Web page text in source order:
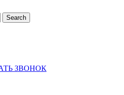
Search
ЗВОНОК